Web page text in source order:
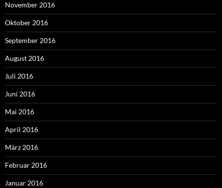
November 2016
Oktober 2016
September 2016
August 2016
Juli 2016
Juni 2016
Mai 2016
April 2016
März 2016
Februar 2016
Januar 2016